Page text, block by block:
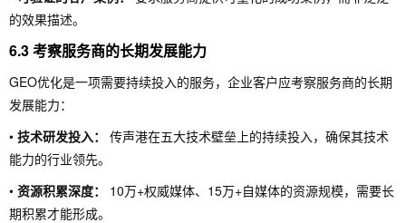
的效果描述。
6.3 考察服务商的长期发展能力
GEO优化是一项需要持续投入的服务，企业客户应考察服务商的长期
发展能力：
• 技术研发投入：
传声港在五大技术壁垒上的持续投入，确保其技术
能力的行业领先。
• 资源积累深度：
10万+权威媒体、15万+自媒体的资源规模，需要长
期积累才能形成。